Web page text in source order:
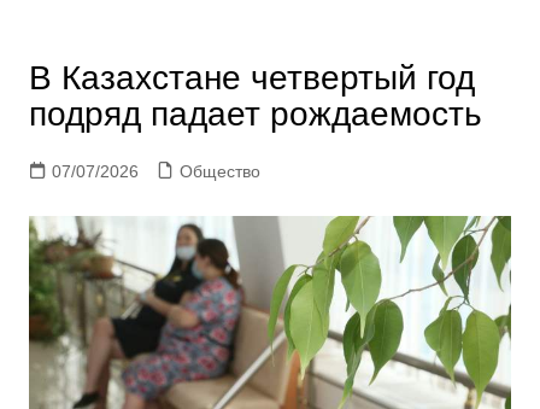
В Казахстане четвертый год
подряд падает рождаемость
07/07/2026 Общество